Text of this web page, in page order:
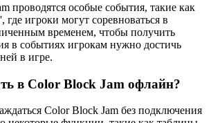
проводятся особые события, такие как
игроки могут соревноваться в
временем, чтобы получить
в событиях игрокам нужно достичь
в игре.
в Color Block Jam офлайн?
Color Block Jam без подключения